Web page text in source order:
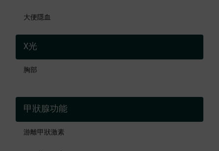
大便隱血
X光
胸部
甲狀腺功能
游離甲狀激素